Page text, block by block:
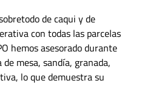
de caqui y de
con todas las parcelas
hemos asesorado durante
mesa, sandía, granada,
lo que demuestra su